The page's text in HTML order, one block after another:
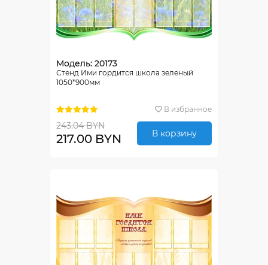
Модель: 20173
Стенд Ими гордится школа зеленый
1050*900мм
В избранное
243.04 BYN
217.00 BYN В корзину